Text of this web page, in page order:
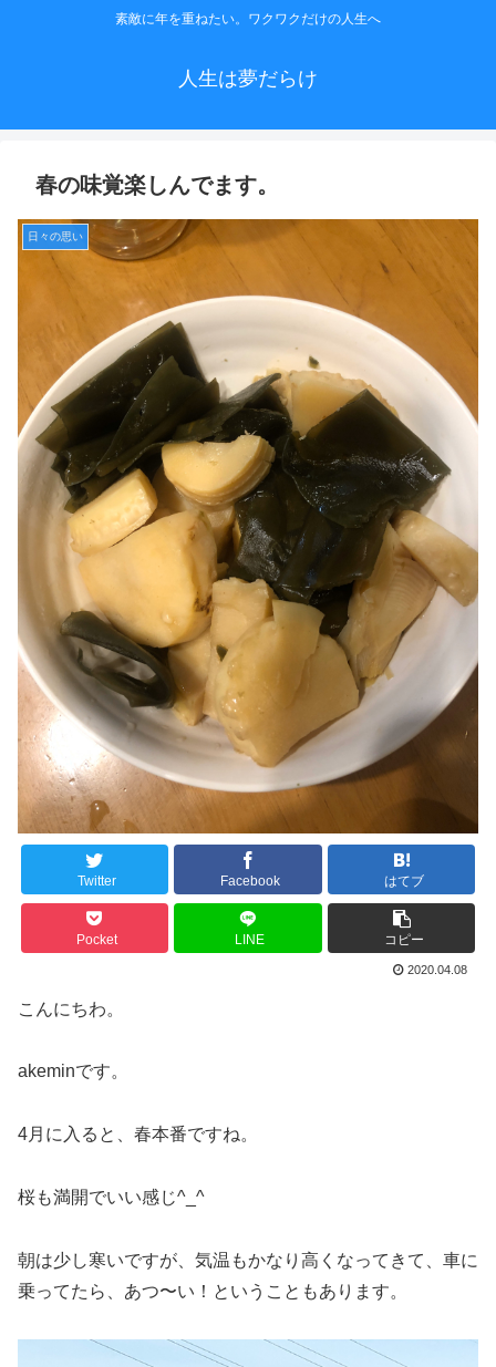
素敵に年を重ねたい。ワクワクだけの人生へ
人生は夢だらけ
春の味覚楽しんでます。
日々の思い
Twitter Facebook はてブ
Pocket LINE コピー
2020.04.08
こんにちわ。
akeminです。
4月に入ると、春本番ですね。
桜も満開でいい感じ^_^
朝は少し寒いですが、気温もかなり高くなってきて、車に
乗ってたら、あつ〜い！ということもあります。